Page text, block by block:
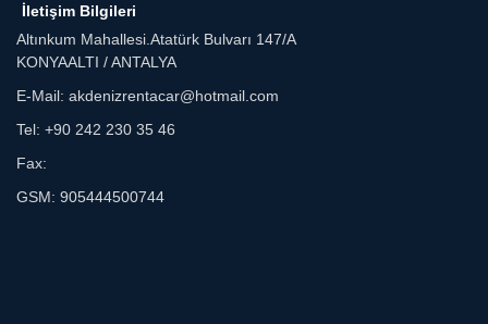
İletişim Bilgileri
Altınkum Mahallesi.Atatürk Bulvarı 147/A
KONYAALTI / ANTALYA
E-Mail: akdenizrentacar@hotmail.com
Tel: +90 242 230 35 46
Fax:
GSM: 905444500744